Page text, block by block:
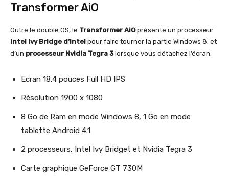
Transformer AiO
Outre le double OS, le Transformer AiOprésente un processeur
Intel Ivy Bridge d’Intel pour faire tourner la partie Windows 8, et
d’un processeur Nvidia Tegra 3lorsque vous détachez l’écran.
Ecran 18.4 pouces Full HD IPS
Résolution 1900 x 1080
8 Go de Ram en mode Windows 8, 1 Go en mode
tablette Android 4.1
2 processeurs, Intel Ivy Bridget et Nvidia Tegra 3
Carte graphique GeForce GT 730M